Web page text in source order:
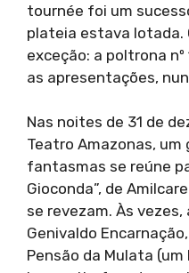
tournée foi um
plateia estava lotada.
exceção: a poltrona
as apresentações,
Nas noites de 31 de
Teatro Amazonas, um
fantasmas se reúne
Gioconda”, de
se revezam. Às
Genivaldo
Pensão da Mulata